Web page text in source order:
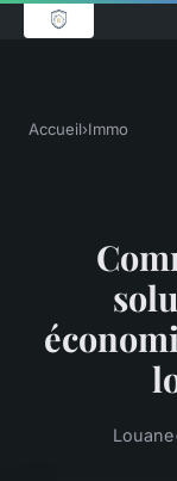
Accueil›Immo
Louane